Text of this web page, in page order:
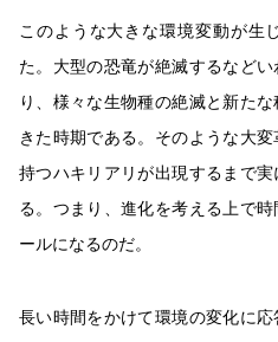
このような大きな環境変動が生
た。大型の恐竜が絶滅するなど
り、様々な生物種の絶滅と新た
きた時期である。そのような大
持つハキリアリが出現するまで
る。つまり、進化を考える上で
ールになるのだ。
長い時間をかけて環境の変化に